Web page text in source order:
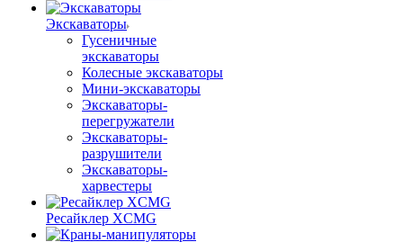
Экскаваторы
Гусеничные
экскаваторы
Колесные экскаваторы
Мини-экскаваторы
Экскаваторы-
перегружатели
Экскаваторы-
разрушители
Экскаваторы-
харвестеры
Ресайклер XCMG